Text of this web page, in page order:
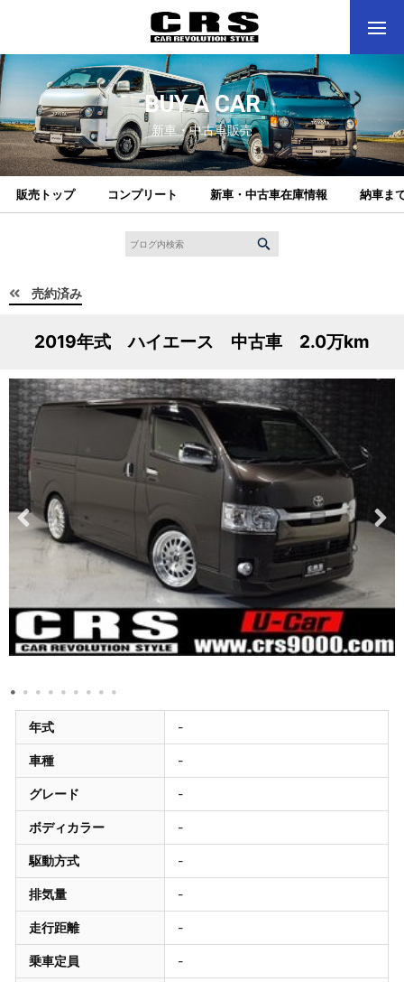
BUY A CAR
新車・中古車販売
販売トップ コンプリート 新車・中古車在庫情報 納車ま
売約済み
2019年式 ハイエース 中古車 2.0万km
年式 -
車種 -
グレード -
ボディカラー -
駆動方式 -
排気量 -
走行距離 -
乗車定員 -